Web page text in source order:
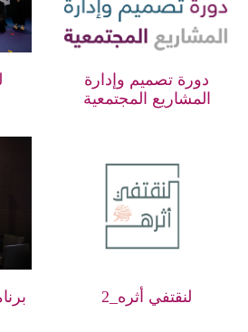
دورة تصميم وإدارة
المشاريع المجتمعية
لنقتفي أثره_2